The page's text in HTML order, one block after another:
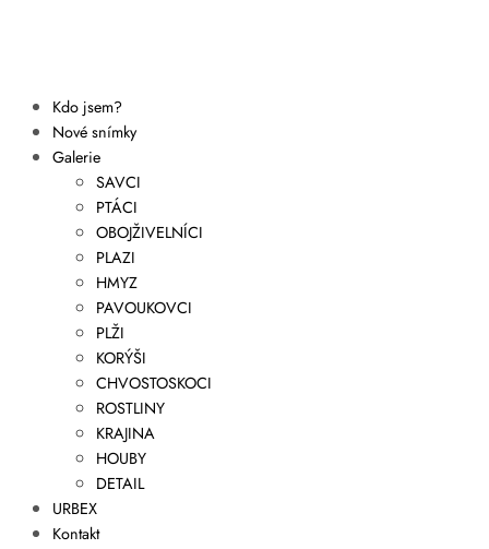
Kdo jsem?
Nové snímky
Galerie
SAVCI
PTÁCI
OBOJŽIVELNÍCI
PLAZI
HMYZ
PAVOUKOVCI
PLŽI
KORÝŠI
CHVOSTOSKOCI
ROSTLINY
KRAJINA
HOUBY
DETAIL
URBEX
Kontakt